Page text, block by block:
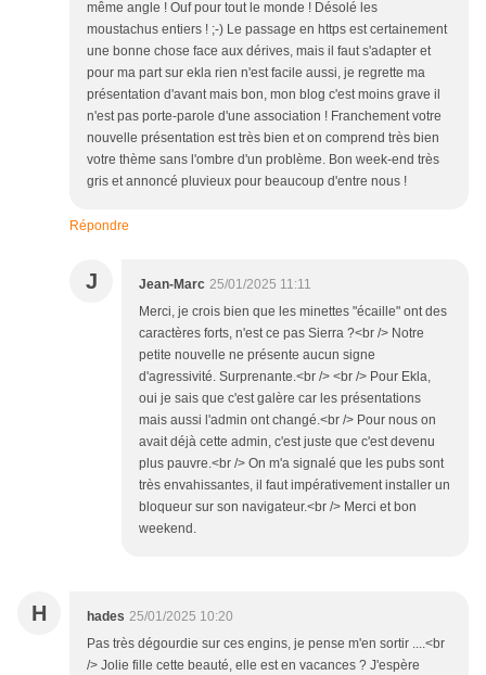
même angle ! Ouf pour tout le monde ! Désolé les
moustachus entiers ! ;-) Le passage en https est certainement
une bonne chose face aux dérives, mais il faut s'adapter et
pour ma part sur ekla rien n'est facile aussi, je regrette ma
présentation d'avant mais bon, mon blog c'est moins grave il
n'est pas porte-parole d'une association ! Franchement votre
nouvelle présentation est très bien et on comprend très bien
votre thème sans l'ombre d'un problème. Bon week-end très
gris et annoncé pluvieux pour beaucoup d'entre nous !
Répondre
J Jean-Marc 25/01/2025 11:11
Merci, je crois bien que les minettes "écaille" ont des
caractères forts, n'est ce pas Sierra ?<br /> Notre
petite nouvelle ne présente aucun signe
d'agressivité. Surprenante.<br /> <br /> Pour Ekla,
oui je sais que c'est galère car les présentations
mais aussi l'admin ont changé.<br /> Pour nous on
avait déjà cette admin, c'est juste que c'est devenu
plus pauvre.<br /> On m'a signalé que les pubs sont
très envahissantes, il faut impérativement installer un
bloqueur sur son navigateur.<br /> Merci et bon
weekend.
H hades 25/01/2025 10:20
Pas très dégourdie sur ces engins, je pense m'en sortir ....<br
/> Jolie fille cette beauté, elle est en vacances ? J'espère